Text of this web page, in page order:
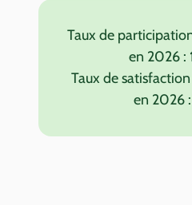
Taux de
en 2026 :
Taux de
en 2026 :